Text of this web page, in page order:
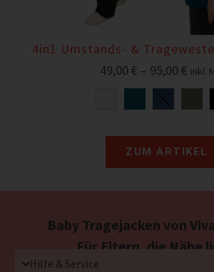
4in1 Umstands- & Trageweste
49,00 € – 95,00 € inkl.
ZUM ARTIKEL
Baby Tragejacken von
Für Eltern, die Nähe
Hilfe & Service